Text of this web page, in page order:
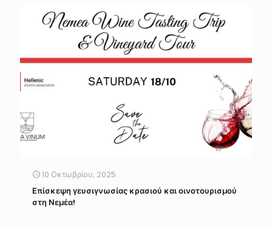
10 Οκτωβρίου, 2025
Επίσκεψη γευσιγνωσίας κρασιού και οινοτουρισμού
στη Νεμέα!